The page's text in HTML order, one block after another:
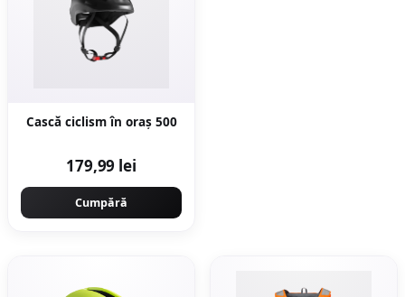
Cască ciclism în oraș 500
179,99 lei
Cumpără